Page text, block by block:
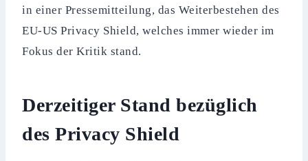
in einer Pressemitteilung, das Weiterbestehen des
EU-US Privacy Shield, welches immer wieder im
Fokus der Kritik stand.
Derzeitiger Stand bezüglich
des Privacy Shield